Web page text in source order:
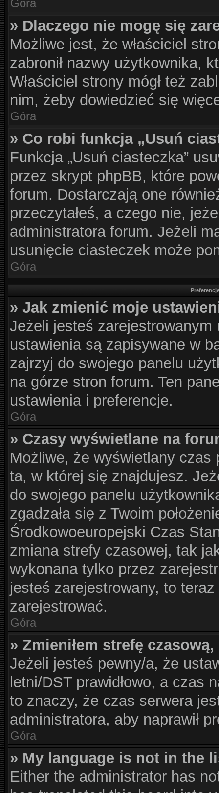
Góra
» Dlaczego nie mogę się
Możliwe jest, że właściciel
zabronił nazwy użytkownika,
Właściciel strony mógł też
nim, żeby dowiedzieć się
Góra
» Co robi funkcja „Usuń
Funkcja „Usuń ciasteczka”
przez skrypt phpBB, które
forum. Dostarczają one
przeczytałeś, a czego nie,
administratora forum. Jeżeli
usunięcie ciasteczek może
Góra
» Jak zmienić moje
Jeżeli jesteś
ustawienia są zapisywane w
zajrzyj do swojego panelu
na górze stron forum. Ten
ustawienia i preferencje.
Góra
» Czasy wyświetlane na
Możliwe, że wyświetlany
ta, w której się znajdujesz.
do swojego panelu
zgadzała się z Twoim
Środkowoeuropejski Czas
zmiana strefy czasowej, tak
wykonana tylko przez
jesteś zarejestrowany, to
zarejestrować.
Góra
» Zmieniłem strefę
Jeżeli jesteś pewny/a, że
letni/DST prawidłowo, a czas
to znaczy, że czas serwera
administratora, aby naprawił
Góra
» My language is not in the
Either the administrator has